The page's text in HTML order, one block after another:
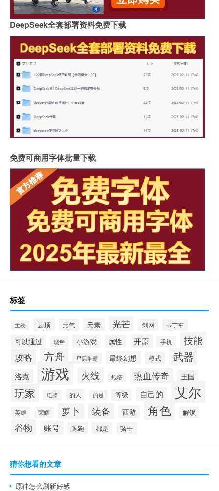
DeepSeek全套部署资料免费下载
免费可商用字体批量下载
标签
主线 云顶 元气 元素 光芒 剑网 卡丁车
可以通过 城堡 小游戏 属性 开原 手机 技能
攻略 方舟 星际争霸 最终幻想 模式 武器
洛克 游戏 火线 炮塔 热血传奇 王国
玩家 电脑 的人 的是 等级 自己的 艾尔
英雄 荣耀 萝卜 装备 西游 角色 解锁
谷物 账号 跑跑 都是 骑士
猜你想看的文章
原神怎么刷新好感